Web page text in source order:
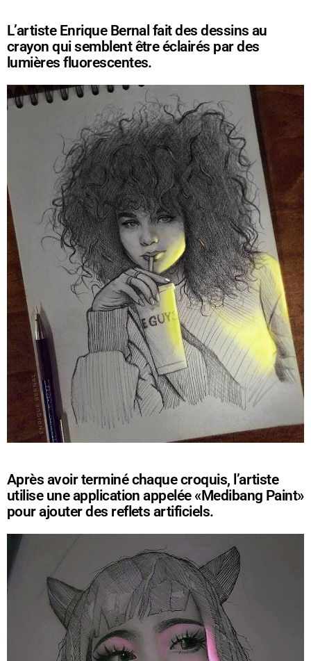
L’artiste Enrique Bernal fait des dessins au
crayon qui semblent être éclairés par des
lumières fluorescentes.
Après avoir terminé chaque croquis, l’artiste
utilise une application appelée «Medibang Paint»
pour ajouter des reflets artificiels.